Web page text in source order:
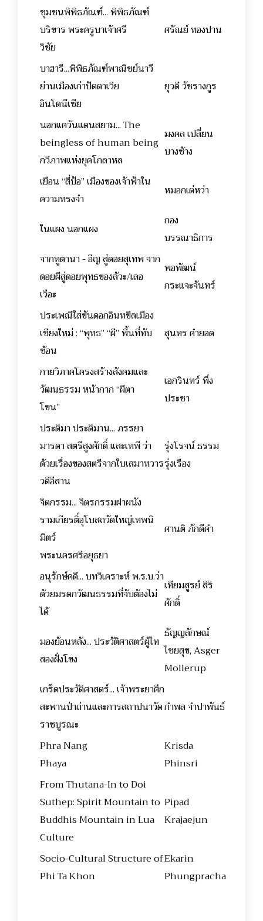
ชุมชนพิพิธภัณฑ์... พิพิธภัณฑ์
บริขาร พระครูบาเจ้าศรี
วิชัย
ศรัณย์ ทองปาน
บาฮารี...พิพิธภัณฑ์พาณิชย์นาวี
ย่านเมืองเก่าปัตตาเวีย
อินโดนีเซีย
ยุวดี วัชรางกูร
นอกแคว้นแดนสยาม... The
beingless of human being
กวีภาพแห่งยุคโกลาหล
มงคล เปลี่ยน
บางช้าง
เยือน “สี่ป้อ” เมืองของเจ้าฟ้าใน
ความทรงจำ
หมอกเต่หว่า
ในแผง นอกแผง
กอง
บรรณาธิการ
จากทูตานา - อีญ สู่ดอยสุเทพ จาก
ดอยผีสู่ดอยพุทธของลัวะ/เลอ
เวือะ
พอพัฒน์
กระแจะจันทร์
ประเพณีใส่ขันดอกอินทขีลเมือง
เชียงใหม่ : “พุทธ” “ผี” พื้นที่ทับ
ซ้อน
สุนทร คำยอด
กายวิภาคโครงสร้างสังคมและ
วัฒนธรรม หน้ากาก “ผีตา
โขน”
เอกรินทร์ พึ่ง
ประชา
ประติมา ประติมาน... ภรรยา
มารดา สตรีสูงศักดิ์ และเทพี ว่า
ด้วยเรื่องของสตรีจากใบเสมาทวาร
วดีอีสาน
รุ่งโรจน์ ธรรม
รุ่งเรือง
จิตกรรม... จิตรกรรมฝาผนัง
รามเกียรติ์อุโบสถวัดใหญ่เทพนิ
มิตร์
พระนครศรีอยุธยา
ศานติ ภักดีคำ
อนุรักษ์คดี... บทวิเคราะห์ พ.ร.บ.ว่า
ด้วยมรดกวัฒนธรรมที่จับต้องไม่
ได้
เทียมสูรย์ สิริ
ศักดิ์
มองย้อนหลัง... ประวัติศาสตร์ผู้ไท
สองฝั่งโขง
ธัญญลักษณ์
ไชยสุข, Asger
Mollerup
เกร็ดประวัติศาสตร์... เจ้าพระยาศึก
สะพานป่าถ่านและการสถาปนาวัด
ราชบูรณะ
กำพล จำปาพันธ์
Phra Nang
Phaya
Krisda
Phinsri
From Thutana-In to Doi
Suthep: Spirit Mountain to
Buddhis Mountain in Lua
Culture
Pipad
Krajaejun
Socio-Cultural Structure of
Phi Ta Khon
Ekarin
Phungpracha